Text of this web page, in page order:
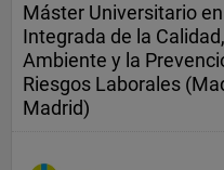
Máster Universitario
Integrada de la
Ambiente y la
Riesgos Laborales
Madrid)